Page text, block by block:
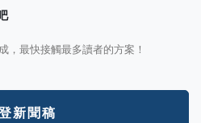
，最快接觸最多讀者的方案！
新聞稿